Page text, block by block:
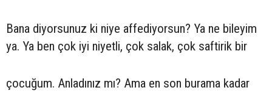
Bana diyorsunuz ki niye affediyorsun? Ya ne bileyim
ya. Ya ben çok iyi niyetli, çok salak, çok saftirik bir
çocuğum. Anladınız mı? Ama en son burama kadar